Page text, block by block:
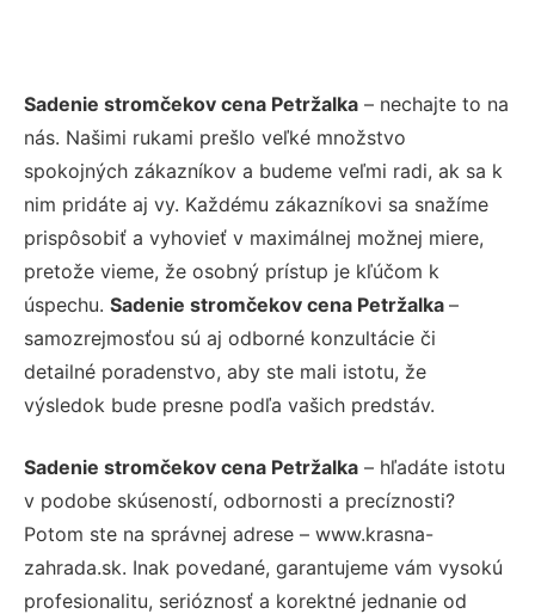
Sadenie stromčekov cena Petržalka – nechajte to na
nás. Našimi rukami prešlo veľké množstvo
spokojných zákazníkov a budeme veľmi radi, ak sa k
nim pridáte aj vy. Každému zákazníkovi sa snažíme
prispôsobiť a vyhovieť v maximálnej možnej miere,
pretože vieme, že osobný prístup je kľúčom k
úspechu. Sadenie stromčekov cena Petržalka –
samozrejmosťou sú aj odborné konzultácie či
detailné poradenstvo, aby ste mali istotu, že
výsledok bude presne podľa vašich predstáv.
Sadenie stromčekov cena Petržalka – hľadáte istotu
v podobe skúseností, odbornosti a precíznosti?
Potom ste na správnej adrese – www.krasna-
zahrada.sk. Inak povedané, garantujeme vám vysokú
profesionalitu, serióznosť a korektné jednanie od